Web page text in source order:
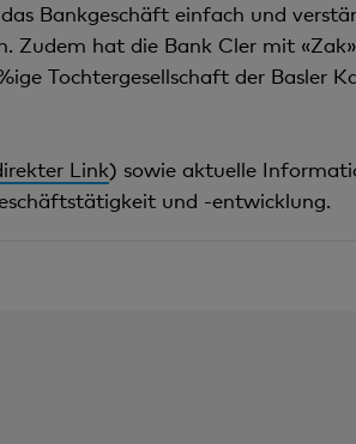
Bankgeschäft einfach und
Zudem hat die Bank Cler mit
Tochtergesellschaft der Basler
Link) sowie aktuelle
und -entwicklung.